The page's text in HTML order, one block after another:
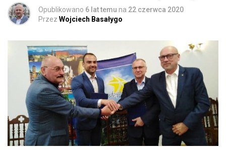
Opublikowano 6 lat temu na 22 czerwca 2020
Przez Wojciech Basałygo